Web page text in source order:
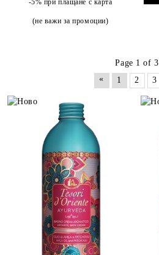
(не важи за промоции)
Page 1 of 3
«
1 2 3